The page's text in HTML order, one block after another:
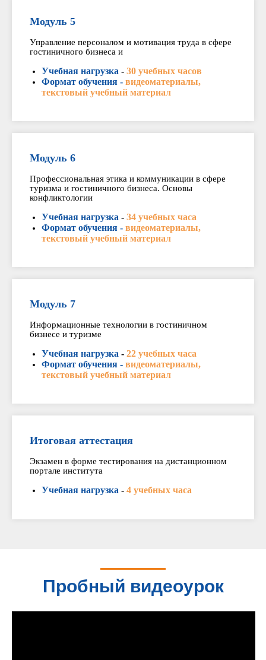
Модуль 5
Управление персоналом и мотивация труда в сфере
гостиничного бизнеса и
Учебная нагрузка - 30 учебных часов
Формат обучения - видеоматериалы,
текстовый учебный материал
Модуль 6
Профессиональная этика и коммуникации в сфере
туризма и гостиничного бизнеса. Основы
конфликтологии
Учебная нагрузка - 34 учебных часа
Формат обучения - видеоматериалы,
текстовый учебный материал
Модуль 7
Информационные технологии в гостиничном
бизнесе и туризме
Учебная нагрузка - 22 учебных часа
Формат обучения - видеоматериалы,
текстовый учебный материал
Итоговая аттестация
Экзамен в форме тестирования на дистанционном
портале института
Учебная нагрузка - 4 учебных часа
Пробный видеоурок